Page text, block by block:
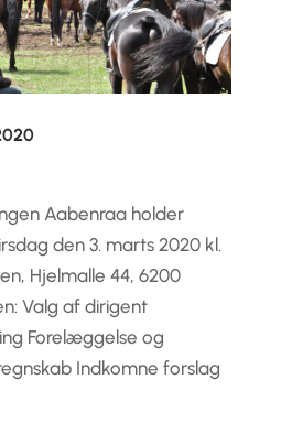
Aabenraa holder
den 3. marts 2020 kl.
Hjelmalle 44, 6200
Valg af dirigent
Forelæggelse og
Indkomne forslag